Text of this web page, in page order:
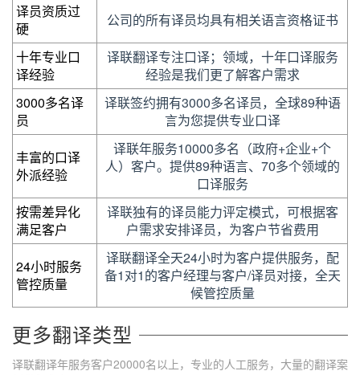
译员资质过
硬
公司的所有译员均具有相关语言资格证书
十年专业口
译经验
译联翻译专注口译；领域，十年口译服务
经验是我们更了解客户需求
3000多名译
员
译联签约拥有3000多名译员，全球89种语
言为您提供专业口译
丰富的口译
外派经验
译联年服务10000多名（政府+企业+个
人）客户。提供89种语言、70多个领域的
口译服务
按需差异化
满足客户
译联独有的译员能力评定模式，可根据客
户需求安排译员，为客户节省费用
24小时服务
管控质量
译联翻译全天24小时为客户提供服务，配
备1对1的客户经理与客户/译员对接，全天
候管控质量
更多翻译类型
译联翻译年服务客户20000名以上，专业的人工服务，大量的翻译案